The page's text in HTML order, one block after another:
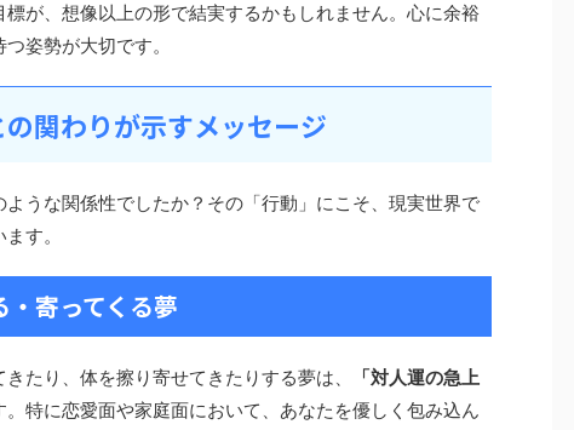
が、想像以上の形で結実するかもしれません。心に余裕
姿勢が大切です。
の関わりが示すメッセージ
うな関係性でしたか？その「行動」にこそ、現実世界で
す。
寄ってくる夢
たり、体を擦り寄せてきたりする夢は、
「対人運の急上
。特に恋愛面や家庭面において、あなたを優しく包み込ん